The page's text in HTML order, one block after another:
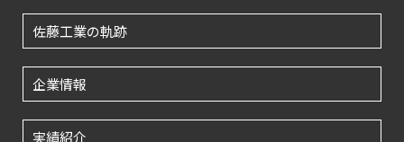
佐藤工業の軌跡
企業情報
実績紹介